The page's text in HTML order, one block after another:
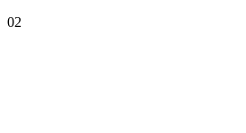
02